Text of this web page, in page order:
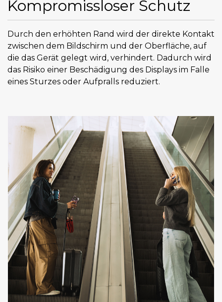
Kompromissloser Schutz
Durch den erhöhten Rand wird der direkte Kontakt
zwischen dem Bildschirm und der Oberfläche, auf
die das Gerät gelegt wird, verhindert. Dadurch wird
das Risiko einer Beschädigung des Displays im Falle
eines Sturzes oder Aufpralls reduziert.